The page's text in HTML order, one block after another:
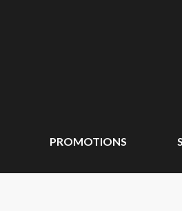
PROMOTIONS